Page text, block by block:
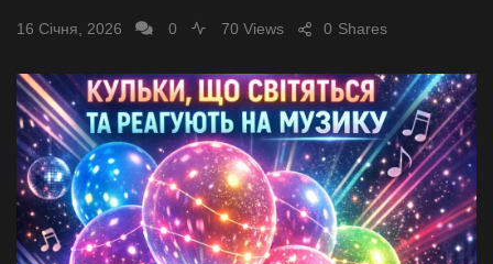
16 Січня, 2026 0 70 Views Shares
0